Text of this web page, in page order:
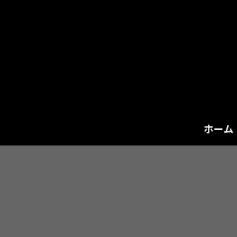
ッ
移
ホーム